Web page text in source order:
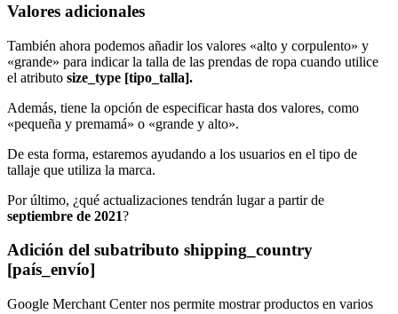
Valores adicionales
También ahora podemos añadir los valores «alto y corpulento» y
«grande» para indicar la talla de las prendas de ropa cuando utilice
el atributo size_type [tipo_talla].
Además, tiene la opción de especificar hasta dos valores, como
«pequeña y premamá» o «grande y alto».
De esta forma, estaremos ayudando a los usuarios en el tipo de
tallaje que utiliza la marca.
Por último, ¿qué actualizaciones tendrán lugar a partir de
septiembre de 2021?
Adición del subatributo shipping_country
[país_envío]
Google Merchant Center nos permite mostrar productos en varios